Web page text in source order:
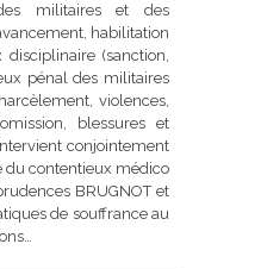
militaires et des
habilitation
disciplinaire (sanction,
pénal des militaires
violences,
blessures et
conjointement
du contentieux médico
BRUGNOT et
de souffrance au